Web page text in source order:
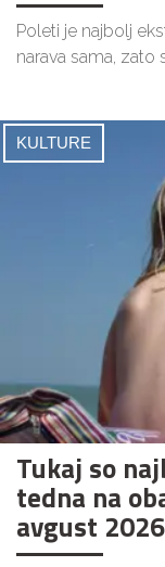
Poleti je najbolj
narava sama,
KULTURE
Tukaj so
tedna na
avgust